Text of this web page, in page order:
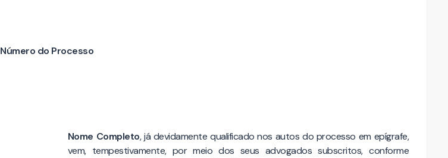
Número do Processo
Nome Completo, já devidamente qualificado nos autos do processo em epígrafe,
vem, tempestivamente, por meio dos seus advogados subscritos, conforme